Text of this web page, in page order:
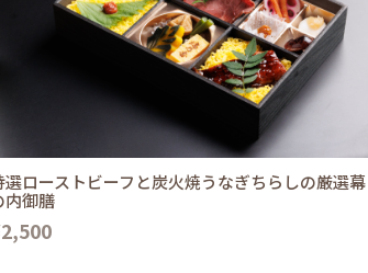
選ローストビーフと炭火焼うなぎちらしの厳選幕
内御膳